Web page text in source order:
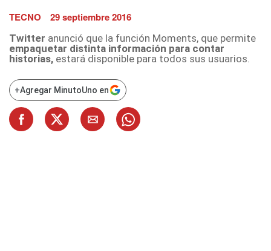
TECNO 29 septiembre 2016
Twitter anunció que la función Moments, que permite
empaquetar distinta información para contar
historias, estará disponible para todos sus usuarios.
+Agregar MinutoUno en